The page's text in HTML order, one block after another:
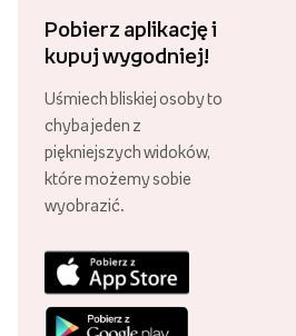
Pobierz aplikację i
kupuj wygodniej!
Uśmiech bliskiej osoby to
chyba jeden z
piękniejszych widoków,
które możemy sobie
wyobrazić.